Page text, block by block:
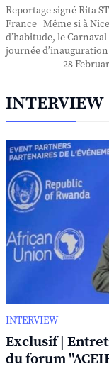
Reportage signé Rita
France Même si à
d’habitude, le
journée
28
INTERVIEW
INTERVIEW
Exclusif |
du forum